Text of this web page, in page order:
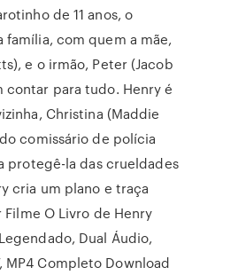
de 11 anos, o
com quem a mãe,
e o irmão, Peter (Jacob
contar para tudo. Henry é
Christina (Maddie
comissário de polícia
protegê-la das crueldades
cria um plano e traça
Filme O Livro de Henry
Dual Áudio,
MP4 Completo Download